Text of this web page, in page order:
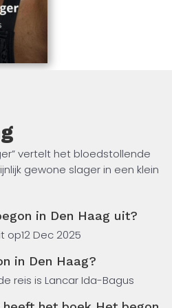
vertelt het bloedstollende
gewone slager in een klein
leidt. Na persoonlijke
wat misdadigers ongestraft
slagersvak, strategisch
nauwkeurig berekende acties
wet ontlopen.
in Den Haag uit?
op12 Dec 2025
in Den Haag?
reis is Lancar Ida-Bagus